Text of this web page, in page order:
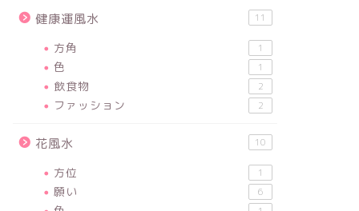
健康運風水 11
方角 1
色 1
飲食物 2
ファッション 2
花風水 10
方位 1
願い 6